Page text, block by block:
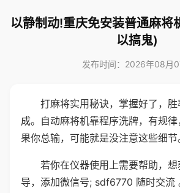
以静制动!重庆免安装普通麻将
以搞鬼)
发布时间：2026年08月
打麻将实用秘诀，掌握好了，
成。自动麻将机靠程序洗牌，有规
果你总输，可能就是没注意这些细节
若你在仪器使用上需要帮助，
导，添加微信号; sdf6770 随时交流